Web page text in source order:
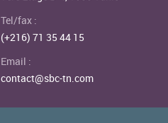
Tel/fax :
(+216) 71 35 44 15
Email :
contact@sbc-tn.com